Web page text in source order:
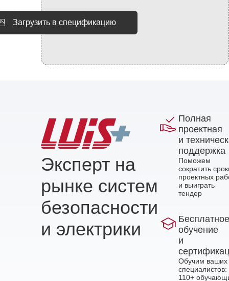
Загрузить в спецификацию
Эксперт на
рынке систем
безопасности
и электрики
Полная
проектная
и
поддержка
Поможем
сократить
проектных
и выиграть
тендер
Бесплатное
обучение
и
Обучим ваших
специалистов:
110+